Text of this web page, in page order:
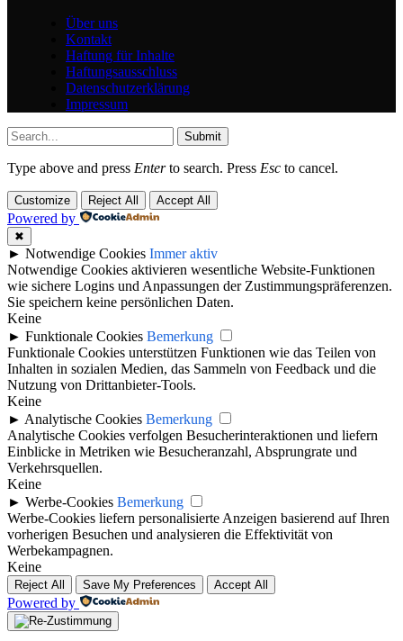
Über uns
Kontakt
Haftung für Inhalte
Haftungsausschluss
Datenschutzerklärung
Impressum
Submit
Type above and press Enterto search. Press Esc to cancel.
Customize Reject All Accept All
Powered by
✖
► Notwendige Cookies Immer aktiv
Notwendige Cookies aktivieren wesentliche Website-Funktionen
wie sichere Logins und Anpassungen der Zustimmungspräferenzen.
Sie speichern keine persönlichen Daten.
Keine
► Funktionale Cookies Bemerkung
Funktionale Cookies unterstützen Funktionen wie das Teilen von
Inhalten in sozialen Medien, das Sammeln von Feedback und die
Nutzung von Drittanbieter-Tools.
Keine
► Analytische Cookies Bemerkung
Analytische Cookies verfolgen Besucherinteraktionen und liefern
Einblicke in Metriken wie Besucheranzahl, Absprungrate und
Verkehrsquellen.
Keine
► Werbe-Cookies Bemerkung
Werbe-Cookies liefern personalisierte Anzeigen basierend auf Ihren
vorherigen Besuchen und analysieren die Effektivität von
Werbekampagnen.
Keine
Reject All Save My Preferences Accept All
Powered by